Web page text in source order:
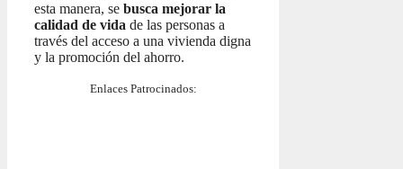
esta manera, se busca mejorar la
calidad de vida de las personas a
través del acceso a una vivienda digna
y la promoción del ahorro.
Enlaces Patrocinados: